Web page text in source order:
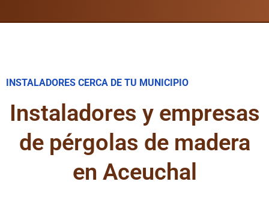
INSTALADORES CERCA DE TU MUNICIPIO
Instaladores y empresas
de pérgolas de madera
en Aceuchal